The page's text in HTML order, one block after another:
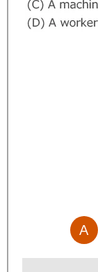
A